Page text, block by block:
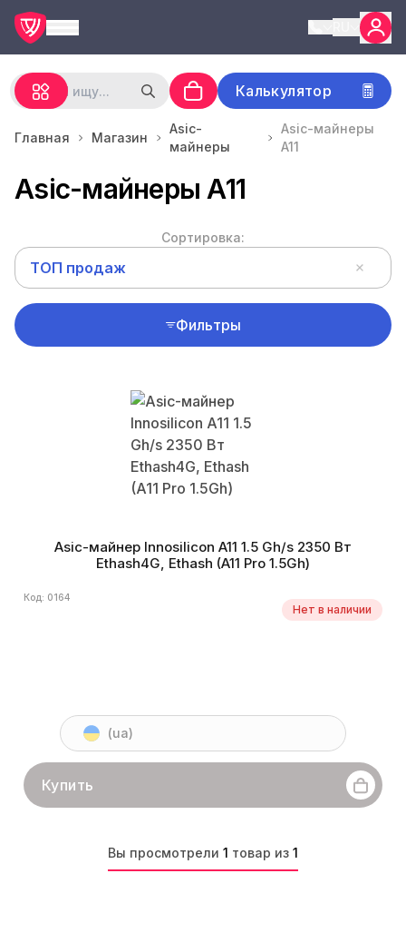
Калькулятор
Главная Магазин
Asic-
майнеры
Asic-майнеры
A11
Asic-майнеры A11
Сортировка:
ТОП продаж
Фильтры
Asic-майнер Innosilicon A11 1.5 Gh/s 2350 Вт
Ethash4G, Ethash (A11 Pro 1.5Gh)
Код: 0164
Нет в наличии
(ua)
Купить
Вы просмотрели 1 товар из 1